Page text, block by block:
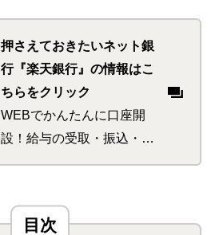
押さえておきたいネット銀
行『楽天銀行』の情報はこ
ちらをクリック
WEBでかんたんに口座開
設！給与の受取・振込・口
座振替でもポイントが貯ま
ATMでの入出金手数料も月
最大7回無料（※スーパー